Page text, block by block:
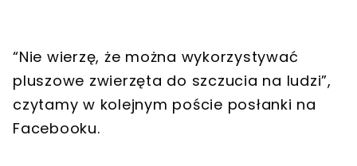
“Nie wierzę, że można wykorzystywać
pluszowe zwierzęta do szczucia na ludzi”,
czytamy w kolejnym poście posłanki na
Facebooku.